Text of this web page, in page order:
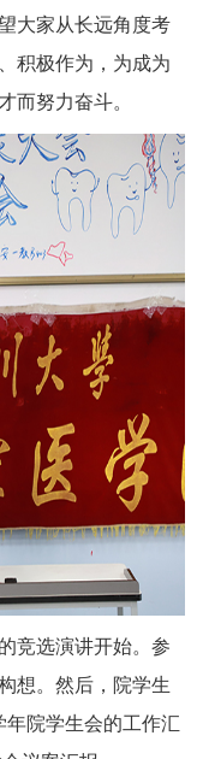
大家从长远角度考
积极作为，为成为
而努力奋斗。
选演讲开始。参
想。然后，院学生
院学生会的工作汇